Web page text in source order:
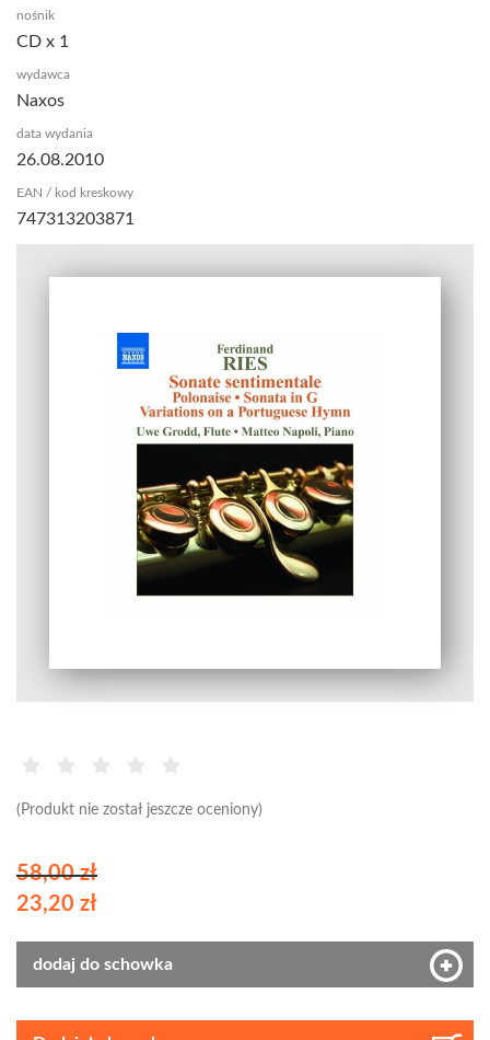
(Produkt nie został jeszcze oceniony)
nośnik
CD x 1
wydawca
Naxos
data wydania
26.08.2010
EAN / kod kreskowy
747313203871
58,00 zł
23,20 zł
dodaj do schowka